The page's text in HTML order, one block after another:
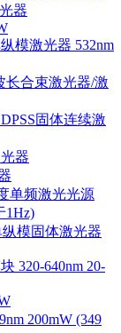
器
模激光器 532nm
长合束激光器/激
固体连续激
器
单频激光光源
1Hz)
模固体激光器
320-640nm 20-
200mW (349